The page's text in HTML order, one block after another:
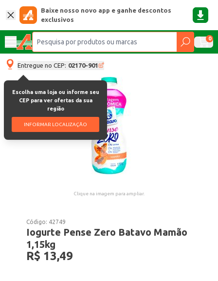
Baixe nosso novo app e ganhe descontos
exclusivos
0
Entregue no CEP: 02170-901
Escolha uma loja ou informe seu
CEP para ver ofertas da sua
região
INFORMAR LOCALIZAÇÃO
Clique na imagem para ampliar.
Código: 42749
Iogurte Pense Zero Batavo Mamão
1,15kg
R$ 13,49